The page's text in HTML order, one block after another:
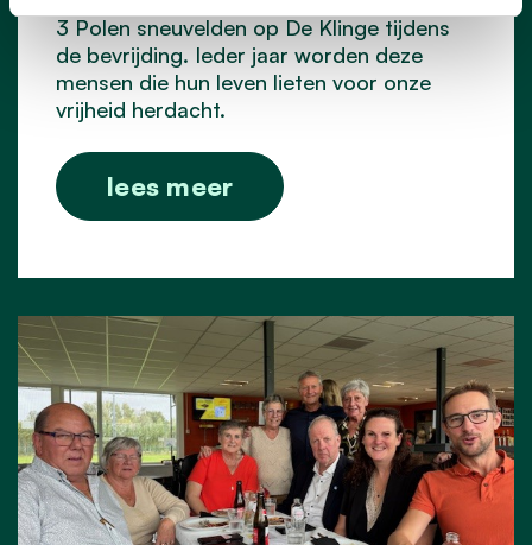
3 Polen sneuvelden op De Klinge tijdens
de bevrijding. Ieder jaar worden deze
mensen die hun leven lieten voor onze
vrijheid herdacht.
lees meer